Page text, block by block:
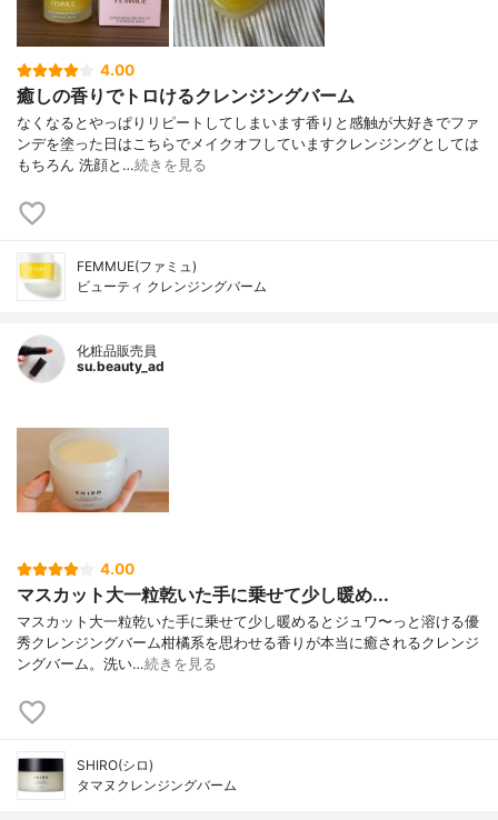
4.00
癒しの香りでトロけるクレンジングバーム
なくなるとやっぱりリピートしてしまいます香りと感触が大好きでファ
ンデを塗った日はこちらでメイクオフしていますクレンジングとしては
もちろん 洗顔と…続きを見る
FEMMUE(ファミュ)
ビューティ クレンジングバーム
化粧品販売員
su.beauty_ad
4.00
マスカット大一粒乾いた手に乗せて少し暖め...
マスカット大一粒乾いた手に乗せて少し暖めるとジュワ〜っと溶ける優
秀クレンジングバーム柑橘系を思わせる香りが本当に癒されるクレンジ
ングバーム。洗い…続きを見る
SHIRO(シロ)
タマヌクレンジングバーム